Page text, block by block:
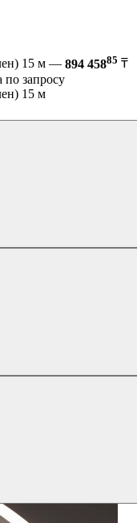
15 м — 894 45885 ₸
по запросу
15 м